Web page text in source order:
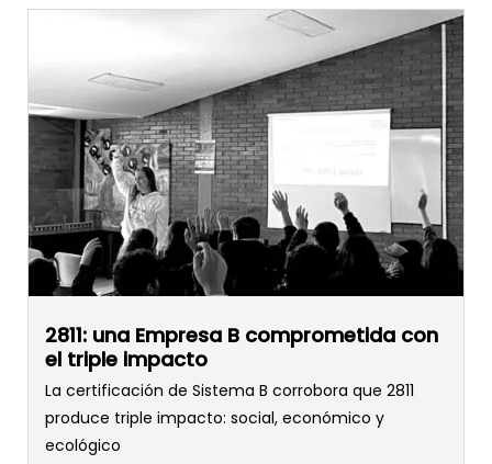
2811: una Empresa B comprometida con
el triple impacto
La certificación de Sistema B corrobora que 2811
produce triple impacto: social, económico y
ecológico